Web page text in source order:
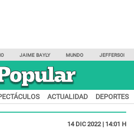
JAIME BAYLY MUNDO JEFFERSON
ACTUALIDAD DEPORTES
14 DIC 2022 | 14:01 H